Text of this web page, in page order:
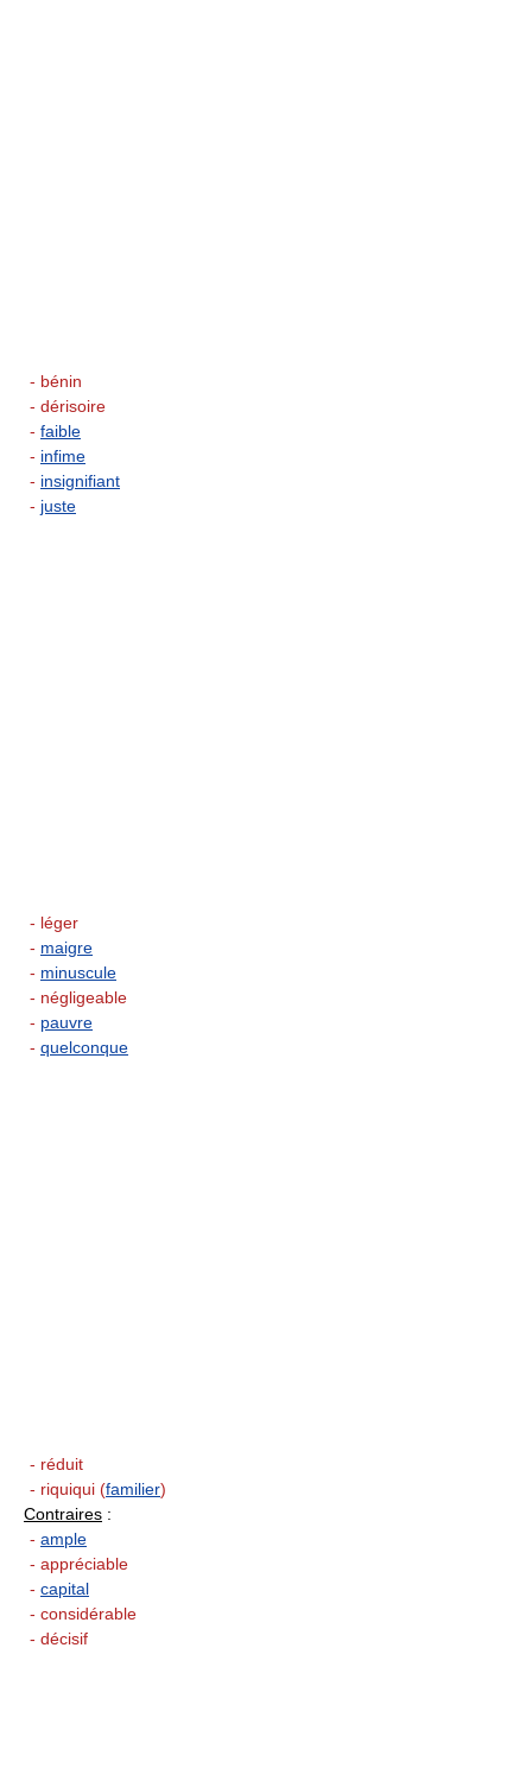
- bénin
- dérisoire
- faible
- infime
- insignifiant
- juste
- léger
- maigre
- minuscule
- négligeable
- pauvre
- quelconque
- réduit
- riquiqui (familier)
Contraires :
- ample
- appréciable
- capital
- considérable
- décisif